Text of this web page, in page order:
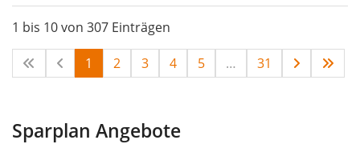
1 bis 10 von 307 Einträgen
1 2 3 4 5 … 31
Sparplan Angebote